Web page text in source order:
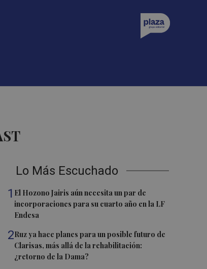
Lo Más Escuchado
1 El Hozono Jairis aún necesita un par de
incorporaciones para su cuarto año en la LF
Endesa
2Ruz ya hace planes para un posible futuro de
Clarisas, más allá de la rehabilitación:
¿retorno de la Dama?